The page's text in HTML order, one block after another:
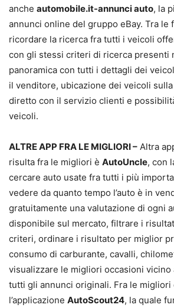
anche automobile.it-annunci auto, la
annunci online del gruppo eBay. Tra le
ricordare la ricerca fra tutti i veicoli
con gli stessi criteri di ricerca presenti
panoramica con tutti i dettagli dei
il venditore, ubicazione dei veicoli
diretto con il servizio clienti e
veicoli.
ALTRE APP FRA LE MIGLIORI – Altra
risulta fra le migliori è AutoUncle, con
cercare auto usate fra tutti i più
vedere da quanto tempo l’auto è in
gratuitamente una valutazione di ogni
disponibile sul mercato, filtrare i
criteri, ordinare i risultato per miglior
consumo di carburante, cavalli,
visualizzare le migliori occasioni vicino
tutti gli annunci originali. Fra le migliori
l’applicazione AutoScout24, la quale